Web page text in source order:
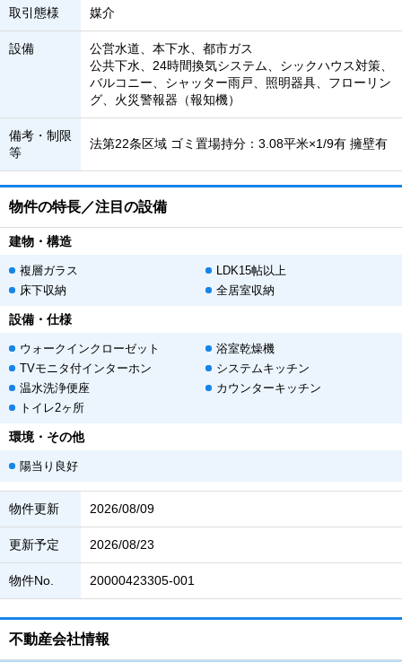
取引態様 媒介
設備
公営水道、本下水、都市ガス
公共下水、24時間換気システム、シックハウス対策、
バルコニー、シャッター雨戸、照明器具、フローリン
グ、火災警報器（報知機）
備考・制限
等
法第22条区域 ゴミ置場持分：3.08平米×1/9有 擁壁有
物件の特長／注目の設備
建物・構造
複層ガラス
LDK15帖以上
床下収納
全居室収納
設備・仕様
ウォークインクローゼット
浴室乾燥機
TVモニタ付インターホン
システムキッチン
温水洗浄便座
カウンターキッチン
トイレ2ヶ所
環境・その他
陽当り良好
物件更新 2026/08/09
更新予定 2026/08/23
物件No. 20000423305-001
不動産会社情報